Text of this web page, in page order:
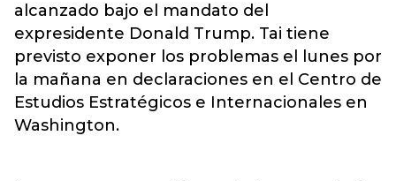
alcanzado bajo el mandato del
expresidente Donald Trump. Tai tiene
previsto exponer los problemas el lunes por
la mañana en declaraciones en el Centro de
Estudios Estratégicos e Internacionales en
Washington.